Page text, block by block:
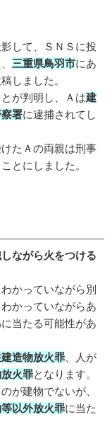
して、ＳＮＳに投
三重県鳥羽市にあ
しました。
が判明し、Ａは建
署に逮捕されてし
たＡの両親は刑事
とにしました。
ながら火をつける
かっていながら別
かっていながらあ
当たる可能性があ
造物放火罪 、人が
火罪となります。
が建物でないが、
以外放火罪に当た